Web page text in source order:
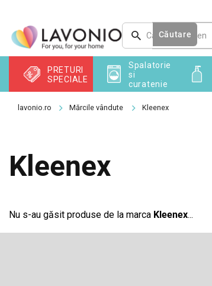
conținut
Căutare
PRETURI
SPECIALE
Spalatorie
si
curatenie
Mărcile vândute Kleenex
Kleenex
Nu s-au găsit produse de la marca Kleenex...